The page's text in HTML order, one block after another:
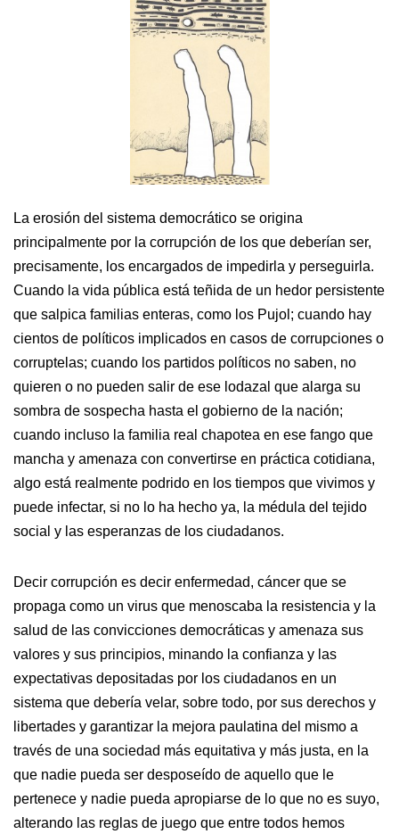
La erosión del sistema democrático se origina
principalmente por la corrupción de los que deberían ser,
precisamente, los encargados de impedirla y perseguirla.
Cuando la vida pública está teñida de un hedor persistente
que salpica familias enteras, como los Pujol; cuando hay
cientos de políticos implicados en casos de corrupciones o
corruptelas; cuando los partidos políticos no saben, no
quieren o no pueden salir de ese lodazal que alarga su
sombra de sospecha hasta el gobierno de la nación;
cuando incluso la familia real chapotea en ese fango que
mancha y amenaza con convertirse en práctica cotidiana,
algo está realmente podrido en los tiempos que vivimos y
puede infectar, si no lo ha hecho ya, la médula del tejido
social y las esperanzas de los ciudadanos.
Decir corrupción es decir enfermedad, cáncer que se
propaga como un virus que menoscaba la resistencia y la
salud de las convicciones democráticas y amenaza sus
valores y sus principios, minando la confianza y las
expectativas depositadas por los ciudadanos en un
sistema que debería velar, sobre todo, por sus derechos y
libertades y garantizar la mejora paulatina del mismo a
través de una sociedad más equitativa y más justa, en la
que nadie pueda ser desposeído de aquello que le
pertenece y nadie pueda apropiarse de lo que no es suyo,
alterando las reglas de juego que entre todos hemos